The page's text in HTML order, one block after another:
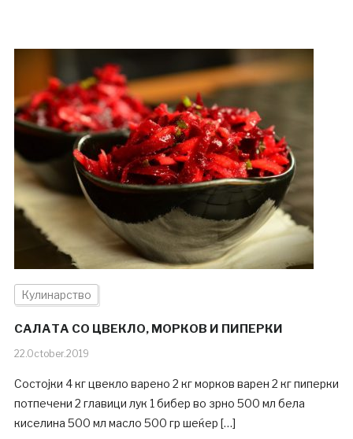
Кулинарство
САЛАТА СО ЦВЕКЛО, МОРКОВ И ПИПЕРКИ
22.October.2019
Состојки 4 кг цвекло варено 2 кг морков варен 2 кг пиперки
потпечени 2 главици лук 1 бибер во зрно 500 мл бела
киселина 500 мл масло 500 гр шеќер […]